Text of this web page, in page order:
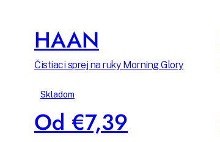
HAAN
Čistiaci sprej na ruky Morning Glory
Skladom
Od €7,39